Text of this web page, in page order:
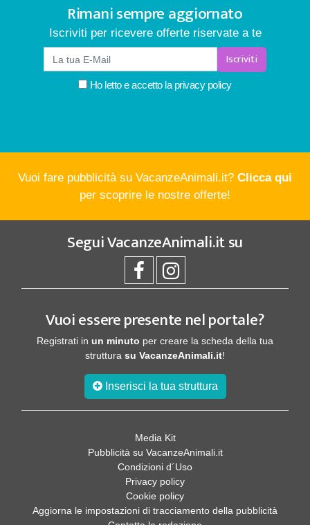
Rimani sempre aggiornato
Iscriviti per ricevere offerte riservate a te
Iscriviti
Ho letto e accetto laprivacy policy
Vuoi fare pubblicità su VacanzeAnimali.it? Clicca qui
per scoprire le nostre offerte!
SeguiVacanzeAnimali.itsu
Vuoi essere presente nel portale?
Registrati in un minuto per creare la scheda della tua
struttura su VacanzeAnimali.it!
Inserisci la tua struttura
Media Kit
Pubblicità su VacanzeAnimali.it
Condizioni d´Uso
Privacy policy
Cookie policy
Aggiorna le impostazioni di tracciamento della pubblicità